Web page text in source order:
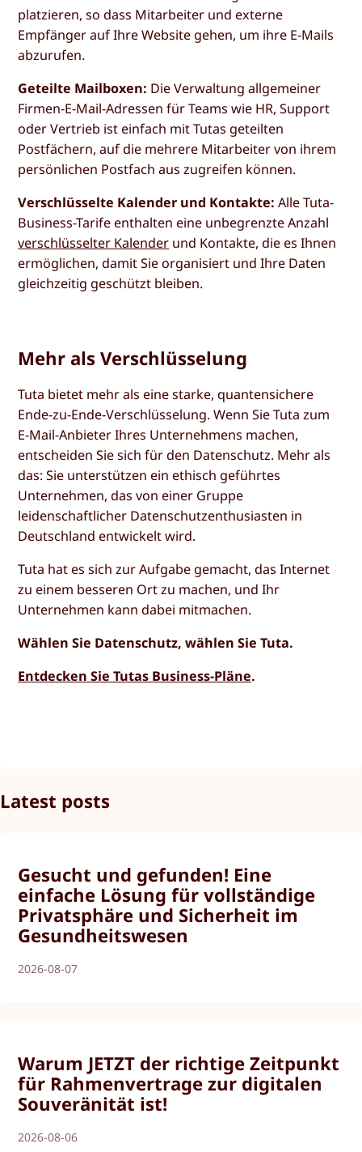
platzieren, so dass Mitarbeiter und externe
Empfänger auf Ihre Website gehen, um ihre E-Mails
abzurufen.
Geteilte Mailboxen: Die Verwaltung allgemeiner
Firmen-E-Mail-Adressen für Teams wie HR, Support
oder Vertrieb ist einfach mit Tutas geteilten
Postfächern, auf die mehrere Mitarbeiter von ihrem
persönlichen Postfach aus zugreifen können.
Verschlüsselte Kalender und Kontakte: Alle Tuta-
Business-Tarife enthalten eine unbegrenzte Anzahl
verschlüsselter Kalender und Kontakte, die es Ihnen
ermöglichen, damit Sie organisiert und Ihre Daten
gleichzeitig geschützt bleiben.
Mehr als Verschlüsselung
Tuta bietet mehr als eine starke, quantensichere
Ende-zu-Ende-Verschlüsselung. Wenn Sie Tuta zum
E-Mail-Anbieter Ihres Unternehmens machen,
entscheiden Sie sich für den Datenschutz. Mehr als
das: Sie unterstützen ein ethisch geführtes
Unternehmen, das von einer Gruppe
leidenschaftlicher Datenschutzenthusiasten in
Deutschland entwickelt wird.
Tuta hat es sich zur Aufgabe gemacht, das Internet
zu einem besseren Ort zu machen, und Ihr
Unternehmen kann dabei mitmachen.
Wählen Sie Datenschutz, wählen Sie Tuta.
Entdecken Sie Tutas Business-Pläne.
Latest posts
Gesucht und gefunden! Eine
einfache Lösung für vollständige
Privatsphäre und Sicherheit im
Gesundheitswesen
2026-08-07
Warum JETZT der richtige Zeitpunkt
für Rahmenvertrage zur digitalen
Souveränität ist!
2026-08-06